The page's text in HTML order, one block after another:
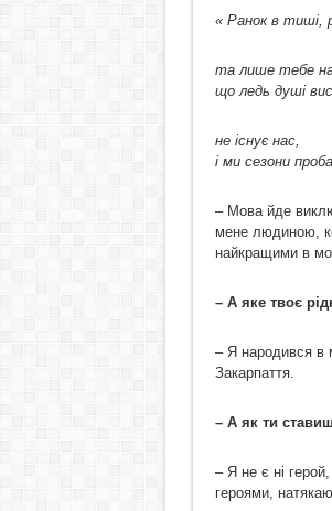
« Ранок в тиші,
та лише тебе
що ледь душі
не існує нас,
і ми сезони
– Мова йде
мене людиною,
найкращими в
– А яке твоє
– Я народився в
Закарпаття.
– А як ти
– Я не є ні
героями,